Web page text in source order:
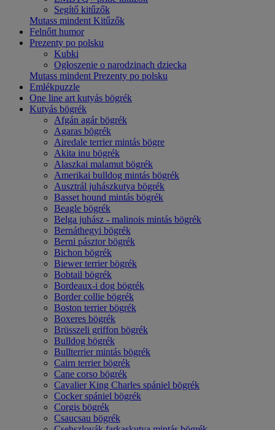
Segítő kitűzők
Mutass mindent Kitűzők
Felnőtt humor
Prezenty po polsku
Kubki
Ogłoszenie o narodzinach dziecka
Mutass mindent Prezenty po polsku
Emlékpuzzle
One line art kutyás bögrék
Kutyás bögrék
Afgán agár bögrék
Agaras bögrék
Airedale terrier mintás bögre
Akita inu bögrék
Alaszkai malamut bögrék
Amerikai bulldog mintás bögrék
Ausztrál juhászkutya bögrék
Basset hound mintás bögrék
Beagle bögrék
Belga juhász - malinois mintás bögrék
Bernáthegyi bögrék
Berni pásztor bögrék
Bichon bögrék
Biewer terrier bögrék
Bobtail bögrék
Bordeaux-i dog bögrék
Border collie bögrék
Boston terrier bögrék
Boxeres bögrék
Brüsszeli griffon bögrék
Bulldog bögrék
Bullterrier mintás bögrék
Cairn terrier bögrék
Cane corso bögrék
Cavalier King Charles spániel bögrék
Cocker spániel bögrék
Corgis bögrék
Csaucsau bögrék